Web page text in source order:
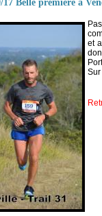
17 Belle première à
et